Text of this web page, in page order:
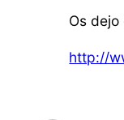
Os dejo
http://